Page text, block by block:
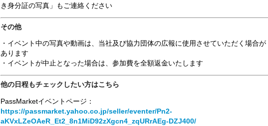
き身分証の写真」もご連絡ください
その他
・イベント中の写真や動画は、当社及び協力団体の広報に使用させていただく場合が
あります
・イベントが中止となった場合は、参加費を全額返金いたします
他の日程もチェックしたい方はこちら
PassMarketイベントページ：
https://passmarket.yahoo.co.jp/seller/eventer/Pn2-
aKVxLZeOAeR_Et2_8n1MiD92zXgcn4_zqURrAEg-DZJ400/